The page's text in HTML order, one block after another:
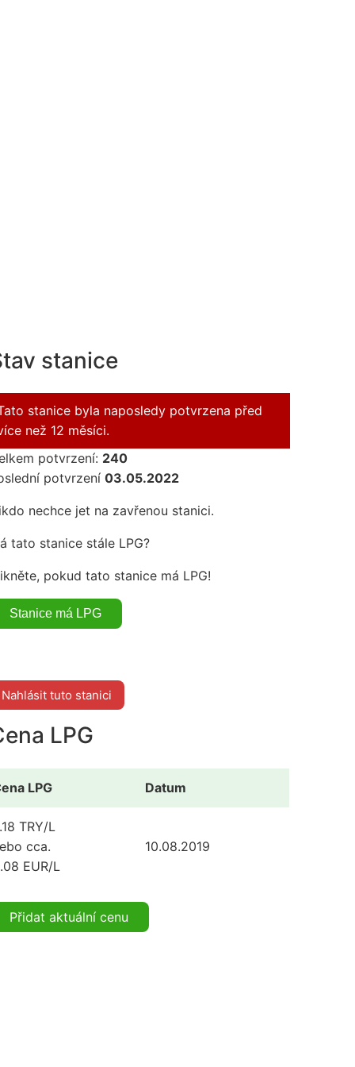
stanice
stanice byla naposledy potvrzena před
než 12 měsíci.
potvrzení: 240
potvrzení 03.05.2022
nechce jet na zavřenou stanici.
tato stanice stále LPG?
pokud tato stanice má LPG!
Nahlásit tuto stanici
LPG
LPG Datum
TRY/L
cca.
EUR/L
10.08.2019
Přidat aktuální cenu